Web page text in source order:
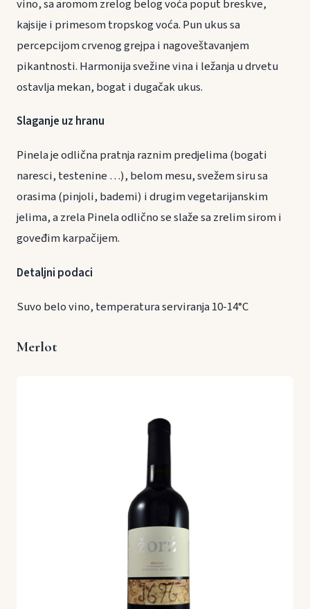
vino, sa aromom zrelog belog voća poput breskve,
kajsije i primesom tropskog voća. Pun ukus sa
percepcijom crvenog grejpa i nagoveštavanjem
pikantnosti. Harmonija svežine vina i ležanja u drvetu
ostavlja mekan, bogat i dugačak ukus.
Slaganje uz hranu
Pinela je odlična pratnja raznim predjelima (bogati
naresci, testenine …), belom mesu, svežem siru sa
orasima (pinjoli, bademi) i drugim vegetarijanskim
jelima, a zrela Pinela odlično se slaže sa zrelim sirom i
goveđim karpačijem.
Detaljni podaci
Suvo belo vino, temperatura serviranja 10-14°C
Merlot